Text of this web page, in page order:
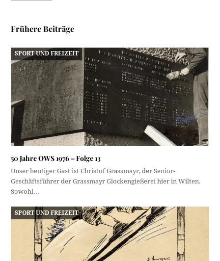
Frühere Beiträge
SPORT UND FREIZEIT
50 Jahre OWS 1976 – Folge 13
Unser heutiger Gast ist Christof Grassmayr, der Senior-
Geschäftsführer der Grassmayr Glockengießerei hier in Wilten.
Sowohl…
SPORT UND FREIZEIT